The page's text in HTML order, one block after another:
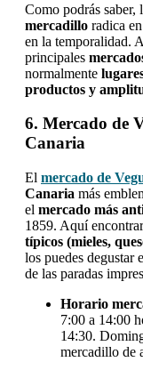
Como podrás saber,
mercadillo radica
en la temporalidad.
principales
normalmente
productos y
6. Mercado de
Canaria
El mercado de
Canaria más
el mercado más
1859. Aquí
típicos (mieles,
los puedes degustar
de las paradas
Horario
7:00 a 14:00
14:30.
mercadillo de